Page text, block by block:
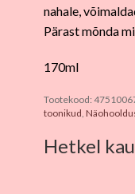
nahale,
Pärast mõnda
170ml
Tootekood:
toonikud,
Hetkel